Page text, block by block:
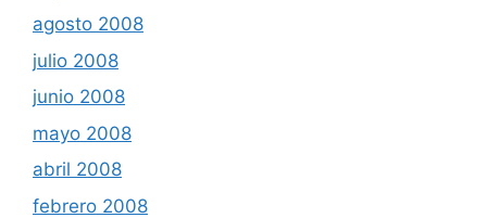
agosto 2008
julio 2008
junio 2008
mayo 2008
abril 2008
febrero 2008